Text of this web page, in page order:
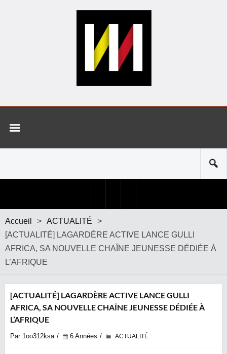
Accueil > ACTUALITÉ
>
[ACTUALITÉ] LAGARDÈRE ACTIVE LANCE GULLI
AFRICA, SA NOUVELLE CHAÎNE JEUNESSE DÉDIÉE À
L’AFRIQUE
[ACTUALITÉ] LAGARDÈRE ACTIVE LANCE GULLI
AFRICA, SA NOUVELLE CHAÎNE JEUNESSE DÉDIÉE À
L’AFRIQUE
Par 1oo312ksa 6 Années ACTUALITÉ